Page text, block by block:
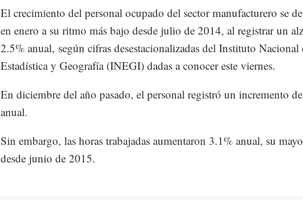
El crecimiento del personal ocupado del sector manufacturero se
en enero a su ritmo más bajo desde julio de 2014, al registrar un
2.5% anual, según cifras desestacionalizadas del Instituto Nacional
Estadística y Geografía (INEGI) dadas a conocer este viernes.
En diciembre del año pasado, el personal registró un incremento
anual.
Sin embargo, las horas trabajadas aumentaron 3.1% anual, su
desde junio de 2015.